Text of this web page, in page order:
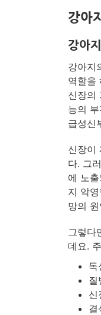
강아
강아
강아지
역할을
신장의
능의
급성신
신장이
다. 그
에 노
지 악
망의
그렇다
데요.
독
질
신
결